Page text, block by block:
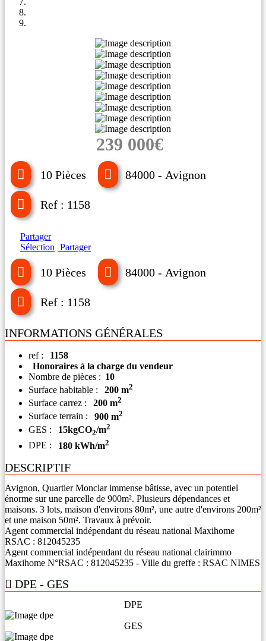
239 000€
10 Pièces 84000 - Avignon
Ref : 1158
Partager
Sélection Partager
10 Pièces 84000 - Avignon
Ref : 1158
INFORMATIONS GÉNÉRALES
ref :
1158
Honoraires à la charge du vendeur
Nombre de pièces : 10
Surface habitable :
200 m2
Surface carrez : 200 m2
Surface terrain : 900 m2
GES : 15kgCO2/m2
DPE : 180 kWh/m2
DESCRIPTIF
Avignon, Quartier Monclar immense bâtisse, avec un potentiel
énorme sur une parcelle de 900m². Plusieurs dépendances et
maisons. 3 lots, maison d'environs 80m², une autre d'environs 200m²
et une maison 50m². Travaux à prévoir.
Agent commercial indépendant du réseau national Maxihome
RSAC : 812045235
Agent commercial indépendant du réseau national clairimmo
Maxihome N°RSAC : 812045235 - Ville du greffe : RSAC NIMES
DPE - GES
DPE
GES